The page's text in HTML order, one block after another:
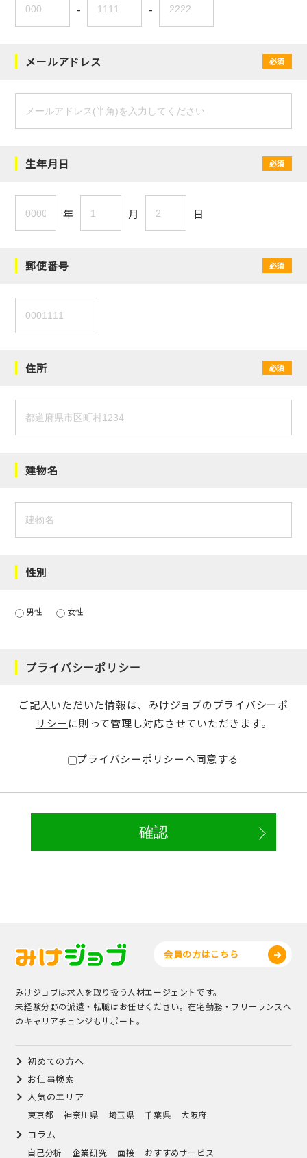
- -
メールアドレス 必須
生年月日 必須
年 月 日
郵便番号 必須
住所 必須
建物名
性別
男性 女性
プライバシーポリシー
ご記入いただいた情報は、みけジョブのプライバシーポ
リシー に則って管理し対応させていただきます。
プライバシーポリシーへ同意する
会員の方はこちら
みけジョブは求人を取り扱う人材エージェントです。
未経験分野の派遣・転職はお任せください。在宅勤務・フリーランスへ
のキャリアチェンジもサポート。
初めての方へ
お仕事検索
人気のエリア
東京都 神奈川県 埼玉県 千葉県 大阪府
コラム
自己分析 企業研究 面接 おすすめサービス